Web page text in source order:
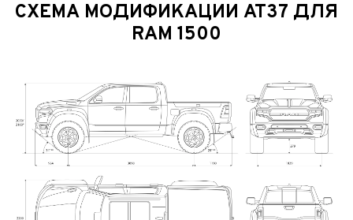
СХЕМА МОДИФИКАЦИИ AT37 ДЛЯ
RAM 1500